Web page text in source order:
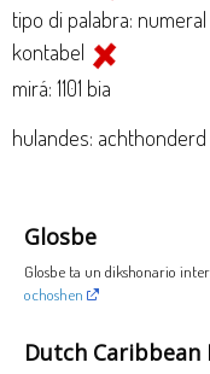
tipo di palabra: numeral
kontabel
mirá: 1101 bia
hulandes: achthonderd
Glosbe
Glosbe ta un dikshonario
ochoshen
Dutch Caribbean